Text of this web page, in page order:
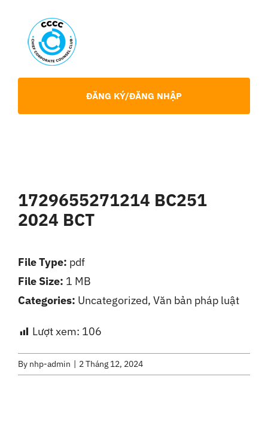
content
Chia Sẻ Chuyên Môn
Liên Hệ
ĐĂNG KÝ/ĐĂNG NHẬP
1729655271214 BC251
2024 BCT
Lượt xem: 106
File Type: pdf
File Size: 1 MB
Categories: Uncategorized, Văn bản pháp luật
By nhp-admin 2 Tháng 12, 2024